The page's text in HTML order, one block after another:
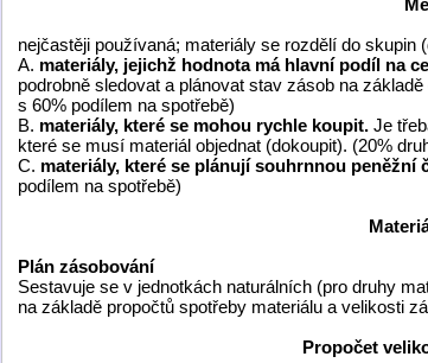
nejčastěji používaná; materiály se rozdělí do skupin
A. materiály, jejichž hodnota má hlavní podíl na
podrobně sledovat a plánovat stav zásob na
s 60% podílem na spotřebě)
B. materiály, které se mohou rychle koupit. Je
které se musí materiál objednat (dokoupit). (20%
C. materiály, které se plánují souhrnnou peněžní
podílem na spotřebě)
Plán zásobování
Sestavuje se v jednotkách naturálních (pro druhy
na základě propočtů spotřeby materiálu a velikosti
Propočet